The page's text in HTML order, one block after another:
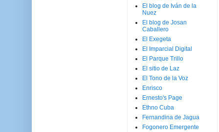
El blog de Iván de la
Nuez
El blog de Josan
Caballero
El Exegeta
El Imparcial Digital
El Parque Trillo
El sitio de Laz
El Tono de la Voz
Enrisco
Ernesto's Page
Ethno Cuba
Fernandina de Jagua
Fogonero Emergente